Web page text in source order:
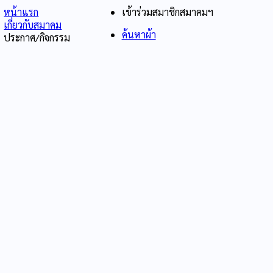
หน้าแรก
เกี่ยวกับสมาคม
ประกาศ/กิจกรรม
เข้าร่วมสมาชิกสมาคมฯ
ค้นหาผ้า